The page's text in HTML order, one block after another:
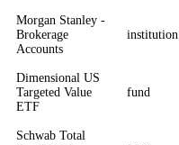
Morgan Stanley -
Brokerage
Accounts
institution
Dimensional US
Targeted Value
ETF
fund
Schwab Total